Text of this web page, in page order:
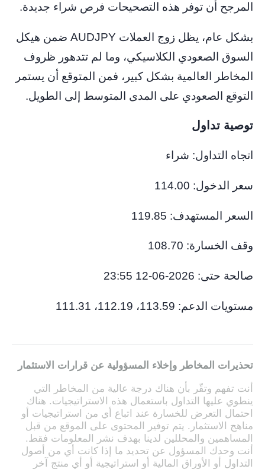
المرجح أن توفر هذه التصحيحات فرص شراء جديدة.
بشكل عام، يظل زوج العملات AUDJPY ضمن هيكل
السوق الصعودي الكلاسيكي، وما لم تتدهور ظروف
المخاطر العالمية بشكل كبير، فمن المتوقع أن يستمر
التوقع الصعودي على المدى المتوسط ​​إلى الطويل.
توصية تداول
اتجاه التداول: شراء
سعر الدخول: 114.00
السعر المستهدف: 119.85
وقف الخسارة: 108.70
صالحة حتى: 2026-06-12 23:55
مستويات الدعم: 113.59، 112.19، 111.31
تحذيرات المخاطر وإخلاء المسؤولية عن قرارات الاستثمار
أنت تفهم وتقّر بأن هناك درجة عالية من المخاطر التي
ينطوي عليها التداول باستعمال هذه الاستراتيجيات. هناك
احتمال التعرض للخسارة عند اتباع أي من استراتيجيات أو
مناهج الاستثمار. يتم توفير المحتوى على الموقع من قبل
المساهمين والمحللين لدينا بهدف نشر المعلومات فقط.
أنت وحدك المسؤول عن تحديد ما إذا كانت أي من أصول
التداول أو الأوراق المالية أو استراتيجية أو أي منتج آخر